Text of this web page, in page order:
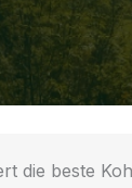
die beste